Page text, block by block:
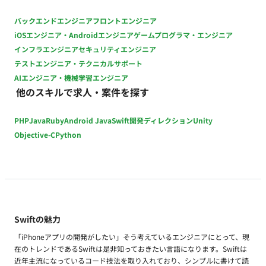
バックエンドエンジニアフロントエンジニア
iOSエンジニア・Androidエンジニアゲームプログラマ・エンジニア
インフラエンジニアセキュリティエンジニア
テストエンジニア・テクニカルサポート
AIエンジニア・機械学習エンジニア
他のスキルで求人・案件を探す
PHPJavaRubyAndroid JavaSwift開発ディレクションUnity
Objective-CPython
Swiftの魅力
「iPhoneアプリの開発がしたい」そう考えているエンジニアにとって、現
在のトレンドであるSwiftは是非知っておきたい言語になります。Swiftは
近年主流になっているコード技法を取り入れており、シンプルに書けて読